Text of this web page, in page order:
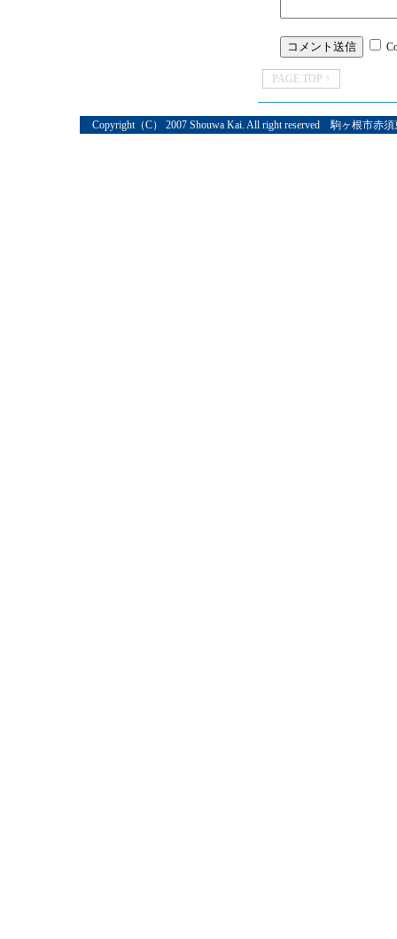
PAGE TOP ↑
Copyright（C） 2007 Shouwa Kai. All right reserved 駒ヶ根市